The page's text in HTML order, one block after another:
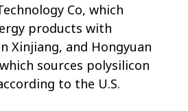
Co, which
products with
Xinjiang, and Hongyuan
sources polysilicon
to the U.S.